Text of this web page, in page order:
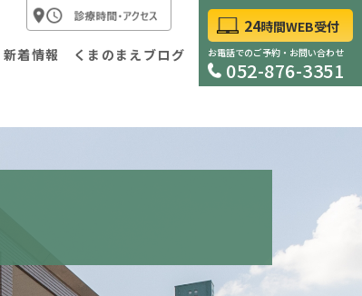
胃内視鏡検査について
新着情報 くまのまえブログ
24時間WEB受付
お電話でのご予約・お問い合わせ
052-876-3351